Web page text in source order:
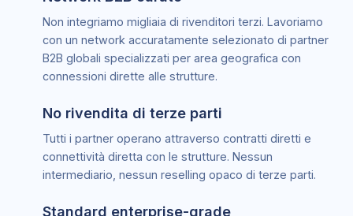
Non integriamo migliaia di rivenditori terzi. Lavoriamo
con un network accuratamente selezionato di partner
B2B globali specializzati per area geografica con
connessioni dirette alle strutture.
No rivendita di terze parti
Tutti i partner operano attraverso contratti diretti e
connettività diretta con le strutture. Nessun
intermediario, nessun reselling opaco di terze parti.
Standard enterprise-grade